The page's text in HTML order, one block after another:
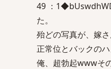
49 ：
た。
殆どの写真が、嫁さ
正常位とバックの
俺、超勃起wwwそ